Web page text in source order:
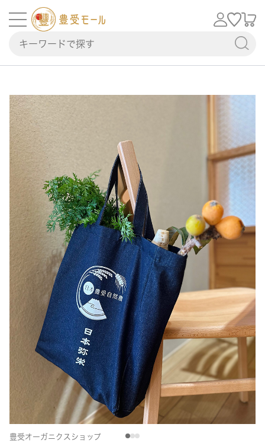
豊受オーガニクスショップ